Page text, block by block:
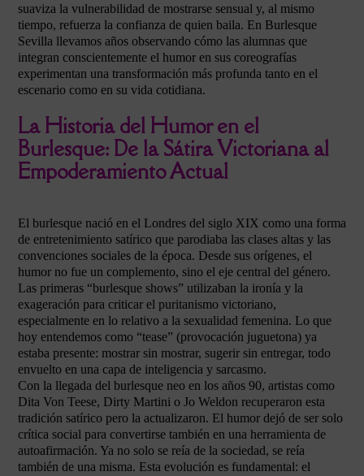
suaviza la vulnerabilidad de mostrarse sensual y, al mismo
tiempo, refuerza la confianza de quien baila. En Burlesque
Sevilla llevamos años observando cómo las alumnas que
integran conscientemente el humor en sus coreografías
experimentan una transformación más profunda tanto en el
escenario como en su vida cotidiana.
La Historia del Humor en el
Burlesque: De la Sátira Victoriana al
Empoderamiento Actual
El burlesque nació en el Londres del siglo XIX como una forma
de entretenimiento satírico que parodiaba las clases altas y las
convenciones sociales de la época. Desde sus orígenes, el
humor no fue un complemento, sino el eje central del género.
Las primeras “burlesque shows” utilizaban la ironía y la
exageración para criticar el puritanismo victoriano,
especialmente en lo relativo a la sexualidad femenina. Lo que
hoy entendemos como “tease” (provocación juguetona) ya
estaba presente: mostrar sin mostrar, sugerir sin entregar, todo
envuelto en una capa de inteligencia y sarcasmo.
Con la llegada del burlesque neo en los años 90, artistas como
Dita Von Teese, Dirty Martini o Jo Weldon recuperaron esta
tradición satírico pero la actualizaron. El humor dejó de ser solo
crítica social para convertirse también en una herramienta de
autoafirmación. Ya no solo se reía de la sociedad, se reía
también de una misma. Esta evolución es fundamental: el